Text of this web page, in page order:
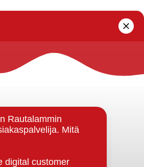
ohjeet, suunnitelmat, säännöt ja